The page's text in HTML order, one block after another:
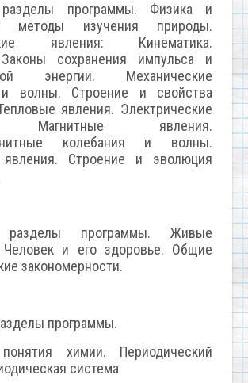
программы. Физика и
методы изучения природы.
явления: Кинематика.
сохранения импульса и
энергии. Механические
и волны. Строение и свойства
явления. Электрические
Магнитные явления.
колебания и волны.
явления. Строение и эволюция
разделы программы. Живые
Человек и его здоровье. Общие
закономерности.
программы.
химии. Периодический
система